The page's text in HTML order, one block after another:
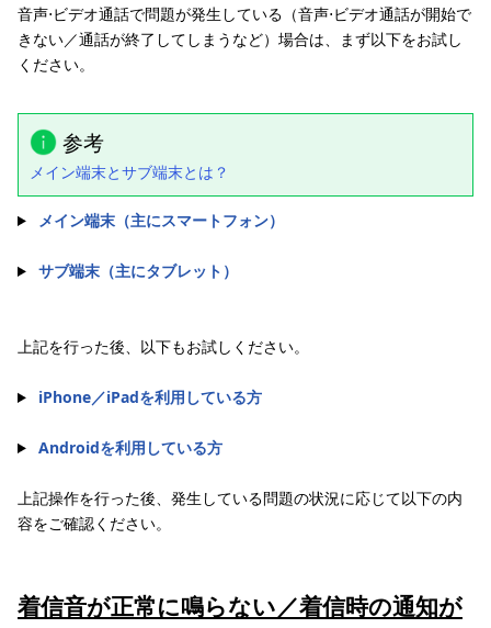
音声⋅ビデオ通話で問題が発生している（音声⋅ビデオ通話が開始で
きない／通話が終了してしまうなど）場合は、まず以下をお試し
ください。
参考
メイン端末とサブ端末とは？
メイン端末（主にスマートフォン）
サブ端末（主にタブレット）
上記を行った後、以下もお試しください。
iPhone／iPadを利用している方
Androidを利用している方
上記操作を行った後、発生している問題の状況に応じて以下の内
容をご確認ください。
着信音が正常に鳴らない／着信時の通知が